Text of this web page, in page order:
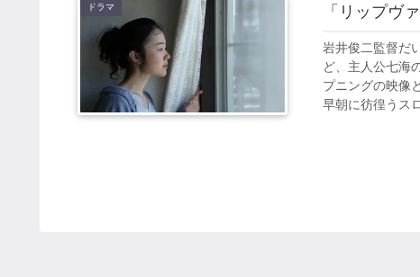
ドラマ 「リップヴ
岩井俊二監督だ
ど、主人公七海
プニングの映像
早朝に彷徨うス